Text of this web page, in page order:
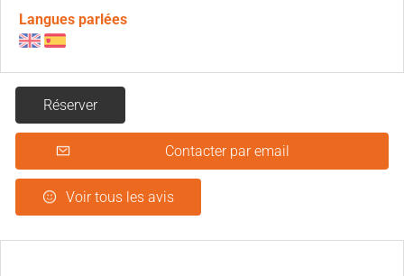
Langues parlées
Réserver
Contacter par email
Voir tous les avis